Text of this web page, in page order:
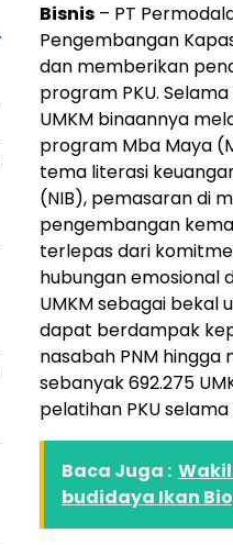
Bisnis – PT
Pengembangan
dan memberikan
program PKU.
UMKM binaannya
program Mba Maya
tema literasi
(NIB), pemasaran di
pengembangan
terlepas dari
hubungan emosional
UMKM sebagai
dapat berdampak
nasabah PNM
sebanyak 692.275
pelatihan PKU
Baca Juga :
budidaya Ikan